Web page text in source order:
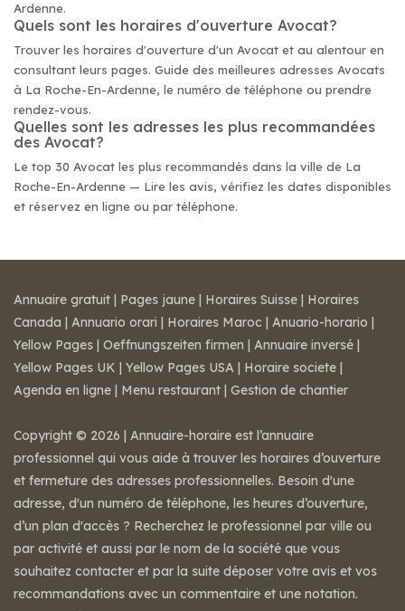
Ardenne.
Quels sont les horaires d'ouverture Avocat?
Trouver les horaires d'ouverture d'un Avocat et au alentour en
consultant leurs pages. Guide des meilleures adresses Avocats
à La Roche-En-Ardenne, le numéro de téléphone ou prendre
rendez-vous.
Quelles sont les adresses les plus recommandées
des Avocat?
Le top 30 Avocat les plus recommandés dans la ville de La
Roche-En-Ardenne — Lire les avis, vérifiez les dates disponibles
et réservez en ligne ou par téléphone.
Annuaire gratuit | Pages jaune | Horaires Suisse | Horaires
Canada | Annuario orari | Horaires Maroc | Anuario-horario |
Yellow Pages | Oeffnungszeiten firmen | Annuaire inversé |
Yellow Pages UK | Yellow Pages USA | Horaire societe |
Agenda en ligne | Menu restaurant | Gestion de chantier
Copyright © 2026 | Annuaire-horaire est l’annuaire
professionnel qui vous aide à trouver les horaires d’ouverture
et fermeture des adresses professionnelles. Besoin d'une
adresse, d'un numéro de téléphone, les heures d’ouverture,
d’un plan d'accès ? Recherchez le professionnel par ville ou
par activité et aussi par le nom de la société que vous
souhaitez contacter et par la suite déposer votre avis et vos
recommandations avec un commentaire et une notation.